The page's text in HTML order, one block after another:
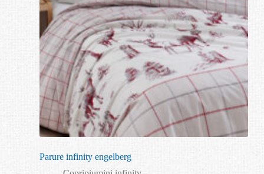
Parure infinity engelberg